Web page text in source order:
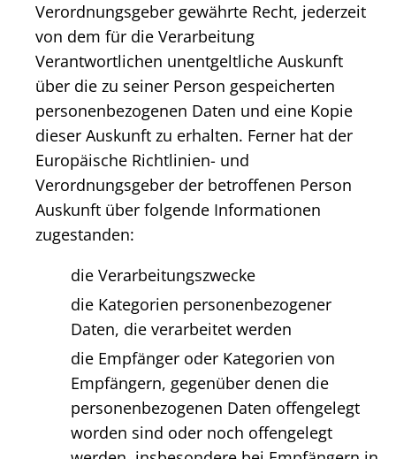
Verordnungsgeber gewährte Recht, jederzeit
von dem für die Verarbeitung
Verantwortlichen unentgeltliche Auskunft
über die zu seiner Person gespeicherten
personenbezogenen Daten und eine Kopie
dieser Auskunft zu erhalten. Ferner hat der
Europäische Richtlinien- und
Verordnungsgeber der betroffenen Person
Auskunft über folgende Informationen
zugestanden:
die Verarbeitungszwecke
die Kategorien personenbezogener
Daten, die verarbeitet werden
die Empfänger oder Kategorien von
Empfängern, gegenüber denen die
personenbezogenen Daten offengelegt
worden sind oder noch offengelegt